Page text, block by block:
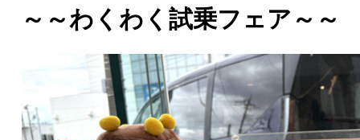
～～わくわく試乗フェア～～